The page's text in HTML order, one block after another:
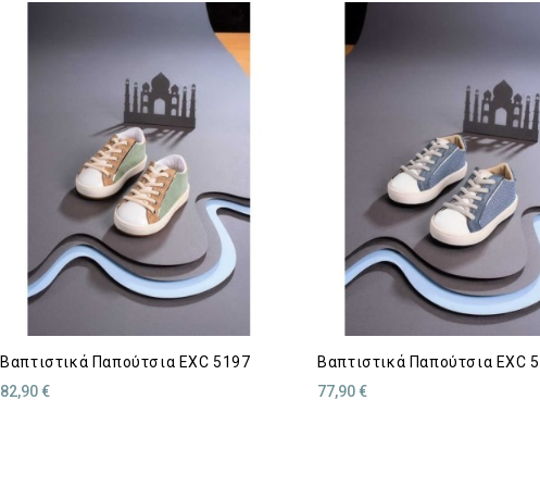
Βαπτιστικά Παπούτσια EXC 5197
82,90 €
Βαπτιστικά Παπούτσια EXC
77,90 €